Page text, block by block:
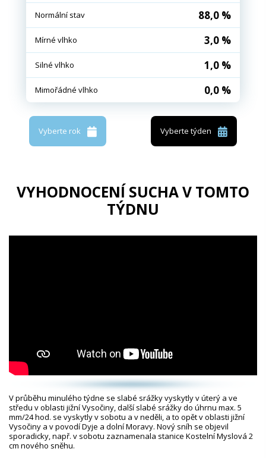
Normální stav 88,0 %
Mírné vlhko 3,0 %
Silné vlhko 1,0 %
Mimořádné vlhko 0,0 %
Vyberte rok Vyberte týden
VYHODNOCENÍ SUCHA V TOMTO
TÝDNU
V průběhu minulého týdne se slabé srážky vyskytly v úterý a ve
středu v oblasti jižní Vysočiny, další slabé srážky do úhrnu max. 5
mm/24 hod. se vyskytly v sobotu a v neděli, a to opět v oblasti jižní
Vysočiny a v povodí Dyje a dolní Moravy. Nový sníh se objevil
sporadicky, např. v sobotu zaznamenala stanice Kostelní Myslová 2
cm nového sněhu.